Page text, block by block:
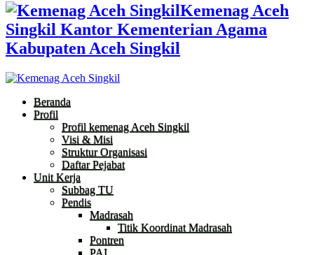
Kemenag Aceh
Singkil Kantor Kementerian Agama
Kabupaten Aceh Singkil
Beranda
Profil
Profil kemenag Aceh Singkil
Visi & Misi
Struktur Organisasi
Daftar Pejabat
Unit Kerja
Subbag TU
Pendis
Madrasah
Titik Koordinat Madrasah
Pontren
PAI